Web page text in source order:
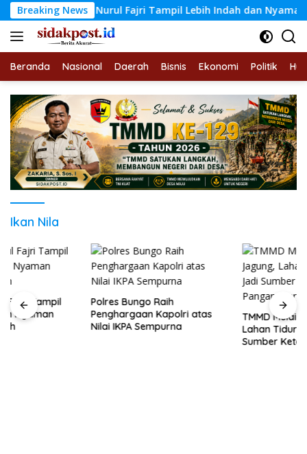
Langsung
ke
konten
Breaking News
Nurul Fajri Tampil Lebih Indah dan Nyaman untuk
Beranda Nasional Daerah Bisnis Ekonomi Politik
Ikan Nila
Polres Bungo Raih
Penghargaan Kapolri atas
Nilai IKPA Sempurna
TMMD Mulai Tanam Jagung,
Lahan Tidur Disulap Jadi
Sumber Ketahanan Pangan